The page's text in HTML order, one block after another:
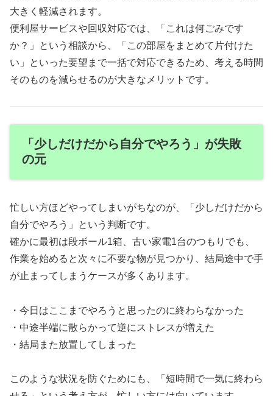
大きく軽減されます。
便利屋サービスや回収対応では、「これは何ごみです
か？」という相談から、「この部屋をまとめて片付けた
い」といった要望まで一括で対応できるため、考える時間
そのものを減らせるのが大きなメリットです。
「少しだけだから自分でやろう」が失敗
の元
忙しい方ほどやってしまいがちなのが、「少しだけだから
自分でやろう」という判断です。
確かに最初は段ボール1箱、古い家電1台のつもりでも、
作業を始めると次々に不要な物が見つかり、結局途中で手
が止まってしまうケースが多くあります。
・今日はここまでやろうと思ったのに終わらなかった
・中途半端に散らかって逆にストレスが増えた
・結局また放置してしまった
このような状況を防ぐためにも、「短時間で一気に終わら